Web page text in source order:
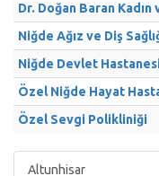
Dr. Doğan Baran
Niğde Ağız ve Diş
Niğde Devlet
Özel Niğde Hayat
Özel Sevgi Polikliniği
Altunhisar